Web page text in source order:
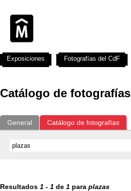
Catálogo de fotografías
General Catálogo de fotografías
Resultados 1 - 1 de 1 para plazas
Exposiciones Fotografías del CdF